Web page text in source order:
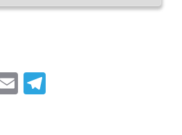
Email